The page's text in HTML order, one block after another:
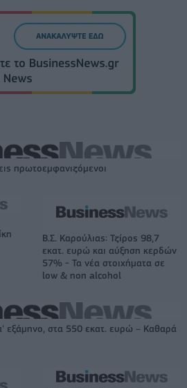
πρωτοεμφανιζόμενοι
Β.Σ. Καρούλιας: Τζίρος 98,7
εκατ. ευρώ και αύξηση κερδών
57% - Τα νέα στοιχήματα σε
low & non alcohol
εξάμηνο, στα 550 εκατ. ευρώ – Καθαρά